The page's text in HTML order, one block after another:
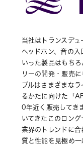
当社はトランスデ
ヘッドホン、音の
いった製品はもち
リーの開発・販売
ブルはさまざまな
るかたに向けた「
0年近く販売してき
いてきたこのロン
業界のトレンドに
質と性能を見極め